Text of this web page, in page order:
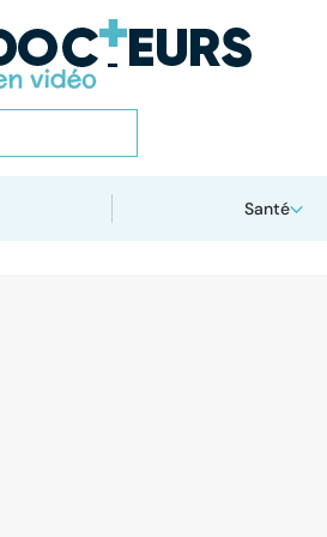
Santé